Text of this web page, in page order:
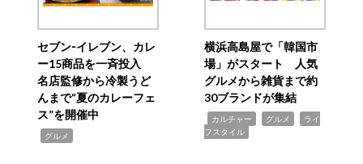
セブン‐イレブン、カレ
ー15商品を一斉投入
名店監修から冷製うど
んまで“夏のカレーフェ
ス”を開催中
グルメ
横浜高島屋で「韓国市
場」がスタート 人気
グルメから雑貨まで約
30ブランドが集結
カルチャー グルメ
ライ
フスタイル